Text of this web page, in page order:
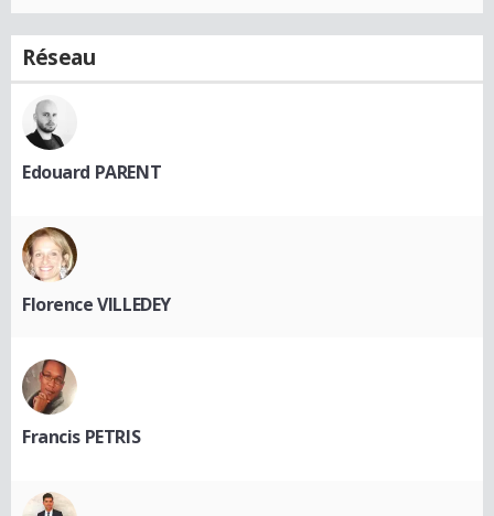
Réseau
Edouard PARENT
Florence VILLEDEY
Francis PETRIS